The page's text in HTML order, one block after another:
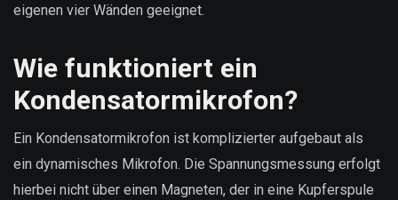
eigenen vier Wänden geeignet.
Wie funktioniert ein
Kondensatormikrofon?
Ein Kondensatormikrofon ist komplizierter aufgebaut als
ein dynamisches Mikrofon. Die Spannungsmessung erfolgt
hierbei nicht über einen Magneten, der in eine Kupferspule